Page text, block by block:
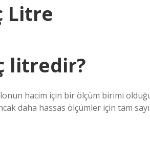
Litre
litredir?
hacim için bir ölçüm birimi
daha hassas ölçümler için tam sayı